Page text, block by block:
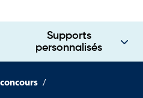
Supports
personnalisés